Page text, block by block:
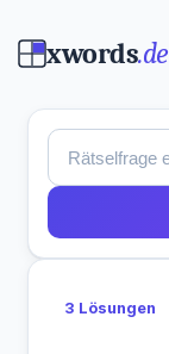
xwords.de
3 Lösungen